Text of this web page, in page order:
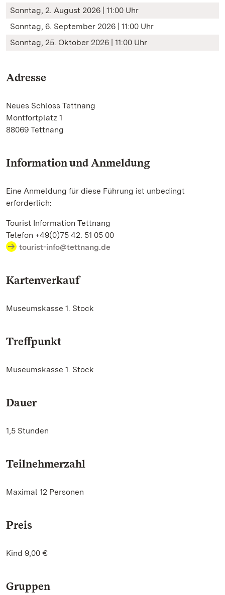
Sonntag, 2. August 2026 | 11:00 Uhr
Sonntag, 6. September 2026 | 11:00 Uhr
Sonntag, 25. Oktober 2026 | 11:00 Uhr
Adresse
Neues Schloss Tettnang
Montfortplatz 1
88069 Tettnang
Information und Anmeldung
Eine Anmeldung für diese Führung ist unbedingt
erforderlich:
Tourist Information Tettnang
Telefon +49(0)75 42. 51 05 00
tourist-info@tettnang.de
Kartenverkauf
Museumskasse 1. Stock
Treffpunkt
Museumskasse 1. Stock
Dauer
1,5 Stunden
Teilnehmerzahl
Maximal 12 Personen
Preis
Kind 9,00 €
Gruppen